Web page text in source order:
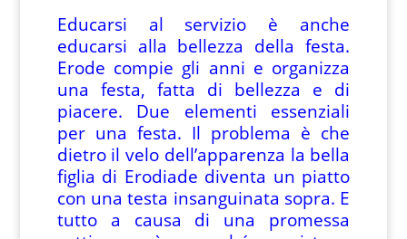
Educarsi al servizio è anche
educarsi alla bellezza della festa.
Erode compie gli anni e organizza
una festa, fatta di bellezza e di
piacere. Due elementi essenziali
per una festa. Il problema è che
dietro il velo dell’apparenza la bella
figlia di Erodiade diventa un piatto
con una testa insanguinata sopra. E
tutto a causa di una promessa